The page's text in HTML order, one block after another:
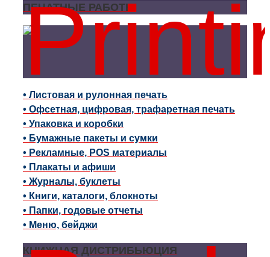
ПЕЧАТНЫЕ РАБОТЫ
• Листовая и рулонная печать
• Офсетная, цифровая, трафаретная печать
• Упаковка и коробки
• Бумажные пакеты и сумки
• Рекламные, POS материалы
• Плакаты и афиши
• Журналы, буклеты
• Книги, каталоги, блокноты
• Папки, годовые отчеты
• Меню, бейджи
КНИЖНАЯ ДИСТРИБЬЮЦИЯ